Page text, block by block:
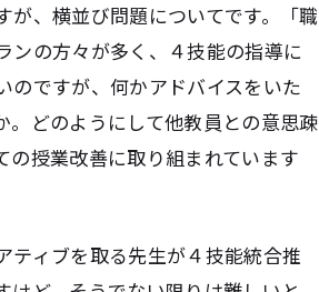
が、横並び問題についてです。「職
ンの方々が多く、４技能の指導に
のですが、何かアドバイスをいた
。どのようにして他教員との意思疎
の授業改善に取り組まれています
ティブを取る先生が４技能統合推